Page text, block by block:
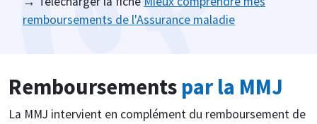
remboursements de l'Assurance maladie
Remboursements par la MMJ
La MMJ intervient en complément du remboursement de